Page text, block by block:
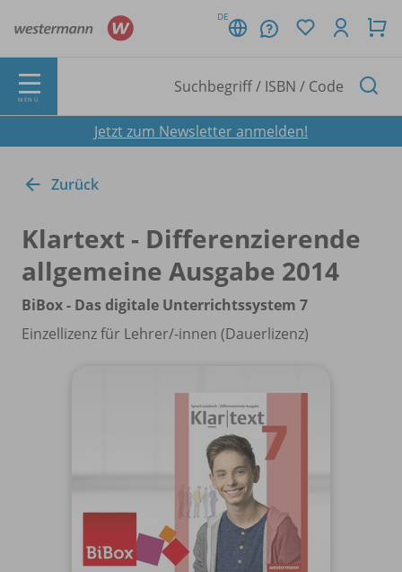
DE
MENÜ
Jetzt zum Newsletter anmelden!
Zurück
Klartext - Differenzierende
allgemeine Ausgabe 2014
BiBox - Das digitale Unterrichtssystem 7
Einzellizenz für Lehrer/-innen (Dauerlizenz)